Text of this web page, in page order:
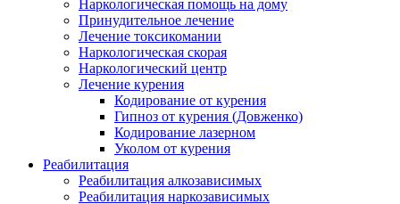
Наркологическая помощь на дому
Принудительное лечение
Лечение токсикомании
Наркологическая скорая
Наркологический центр
Лечение курения
Кодирование от курения
Гипноз от курения (Довженко)
Кодирование лазерном
Уколом от курения
Реабилитация
Реабилитация алкозависимых
Реабилитация наркозависимых